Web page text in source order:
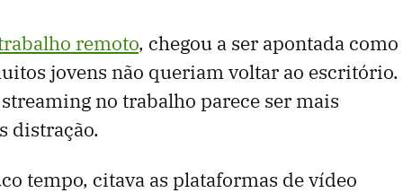
remoto, chegou a ser apontada como
jovens não queriam voltar ao escritório.
no trabalho parece ser mais
distração.
tempo, citava as plataformas de vídeo